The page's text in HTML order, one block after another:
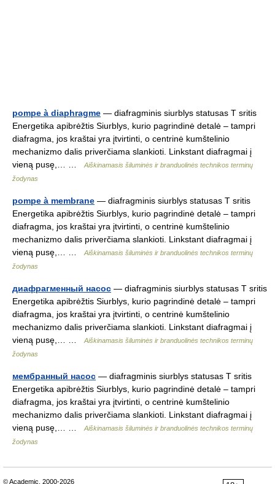
pompe à diaphragme — diafragminis siurblys statusas T sritis
Energetika apibrėžtis Siurblys, kurio pagrindinė detalė – tampri
diafragma, jos kraštai yra įtvirtinti, o centrinė kumštelinio
mechanizmo dalis priverčiama slankioti. Linkstant diafragmai į
vieną pusę,… …
Aiškinamasis šiluminės ir branduolinės technikos terminų
žodynas
pompe à membrane — diafragminis siurblys statusas T sritis
Energetika apibrėžtis Siurblys, kurio pagrindinė detalė – tampri
diafragma, jos kraštai yra įtvirtinti, o centrinė kumštelinio
mechanizmo dalis priverčiama slankioti. Linkstant diafragmai į
vieną pusę,… …
Aiškinamasis šiluminės ir branduolinės technikos terminų
žodynas
диафрагменный насос — diafragminis siurblys statusas T sritis
Energetika apibrėžtis Siurblys, kurio pagrindinė detalė – tampri
diafragma, jos kraštai yra įtvirtinti, o centrinė kumštelinio
mechanizmo dalis priverčiama slankioti. Linkstant diafragmai į
vieną pusę,… …
Aiškinamasis šiluminės ir branduolinės technikos terminų
žodynas
мембранный насос — diafragminis siurblys statusas T sritis
Energetika apibrėžtis Siurblys, kurio pagrindinė detalė – tampri
diafragma, jos kraštai yra įtvirtinti, o centrinė kumštelinio
mechanizmo dalis priverčiama slankioti. Linkstant diafragmai į
vieną pusę,… …
Aiškinamasis šiluminės ir branduolinės technikos terminų
žodynas
© Academic, 2000-2026